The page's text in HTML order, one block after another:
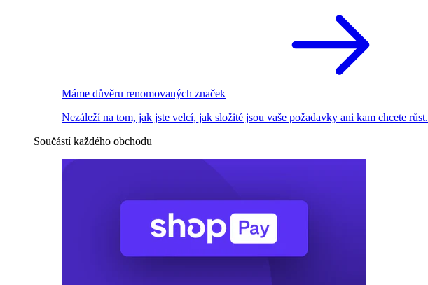
Máme důvěru renomovaných značek
Nezáleží na tom, jak jste velcí, jak složité jsou vaše požadavky ani kam chcete růst.
Součástí každého obchodu